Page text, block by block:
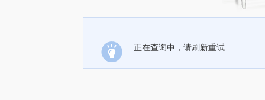
正在查询中，请刷新重试